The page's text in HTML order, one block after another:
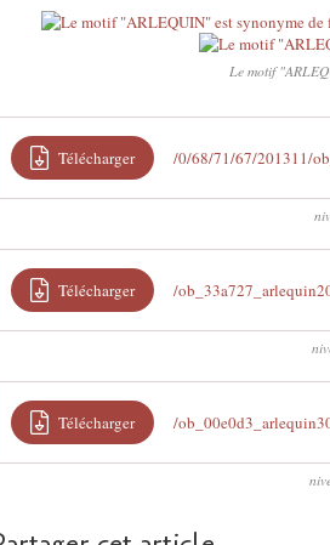
Le motif
Télécharger /0/68/71/67/201311/
Télécharger /
Télécharger /